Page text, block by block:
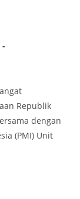
Republik
dengan
(PMI) Unit